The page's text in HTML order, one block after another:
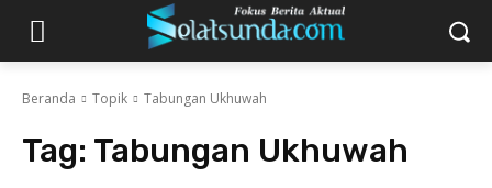
Beranda Topik Tabungan Ukhuwah
Tag: Tabungan Ukhuwah